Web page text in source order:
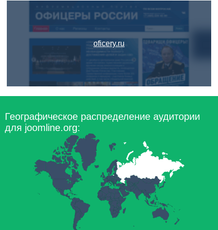
oficery.ru
Географическое распределение аудитории
для joomline.org: